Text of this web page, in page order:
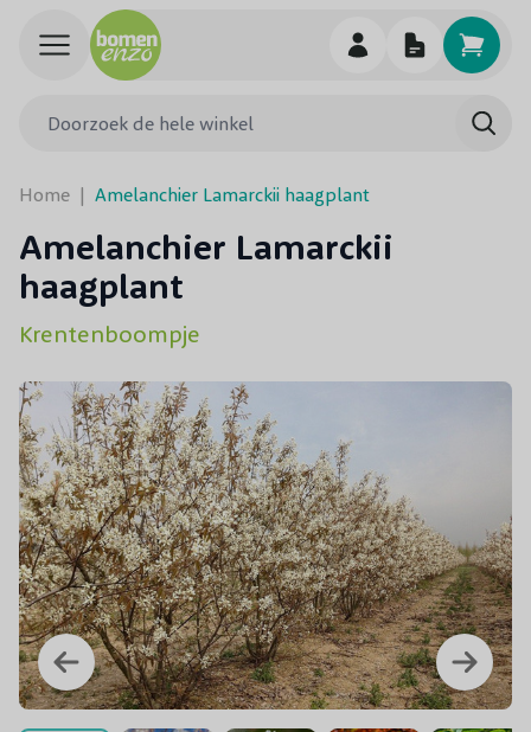
Ga naar de inhoud
Home | Amelanchier Lamarckii haagplant
Amelanchier Lamarckii
haagplant
Krentenboompje